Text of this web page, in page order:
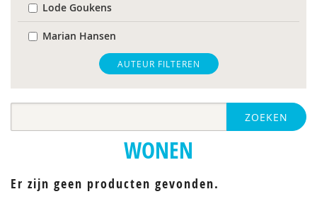
Lode Goukens
Marian Hansen
Heidi J.M. van Heijningen-Tousain
Kurt Joseph
Frans Woltring
AUTEUR FILTEREN
ZOEKEN
WONEN
Er zijn geen producten gevonden.